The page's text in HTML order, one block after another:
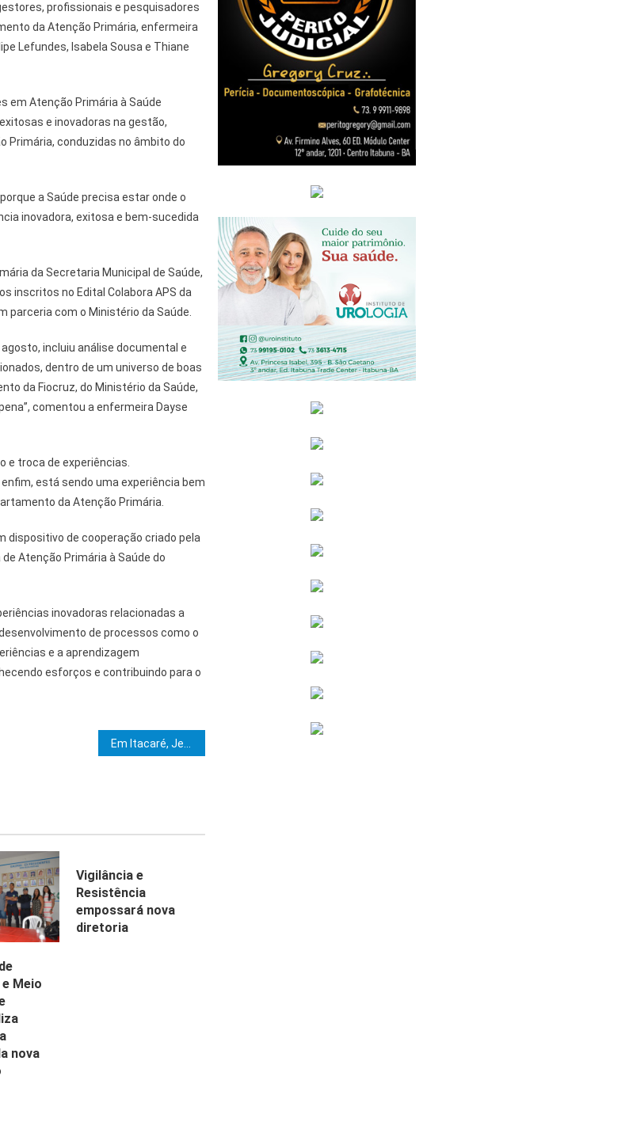
profissionais e pesquisadores
da Atenção Primária, enfermeira
Lefundes, Isabela Sousa e Thiane
em Atenção Primária à Saúde
e inovadoras na gestão,
Primária, conduzidas no âmbito do
a Saúde precisa estar onde o
inovadora, exitosa e bem-sucedida
da Secretaria Municipal de Saúde,
inscritos no Edital Colabora APS da
parceria com o Ministério da Saúde.
incluiu análise documental e
dentro de um universo de boas
da Fiocruz, do Ministério da Saúde,
comentou a enfermeira Dayse
e troca de experiências.
está sendo uma experiência bem
da Atenção Primária.
dispositivo de cooperação criado pela
Atenção Primária à Saúde do
inovadoras relacionadas a
de processos como o
e a aprendizagem
esforços e contribuindo para o
Em Itacaré, Jerônimo Rodrigues participa da abertura do 1º Congresso Foco no Municipalismo e destaca a integração entre Estado e Municípios
Meio
nova
Vigilância e
Resistência
empossará nova
diretoria